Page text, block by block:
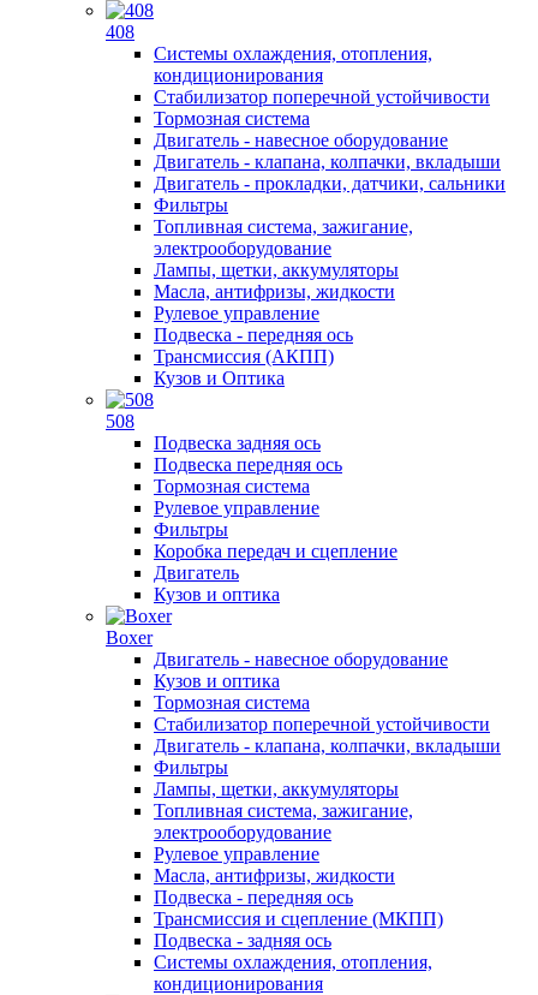
408
Системы охлаждения, отопления,
кондиционирования
Стабилизатор поперечной устойчивости
Тормозная система
Двигатель - навесное оборудование
Двигатель - клапана, колпачки, вкладыши
Двигатель - прокладки, датчики, сальники
Фильтры
Топливная система, зажигание,
электрооборудование
Лампы, щетки, аккумуляторы
Масла, антифризы, жидкости
Рулевое управление
Подвеска - передняя ось
Трансмиссия (АКПП)
Кузов и Оптика
508
Подвеска задняя ось
Подвеска передняя ось
Тормозная система
Рулевое управление
Фильтры
Коробка передач и сцепление
Двигатель
Кузов и оптика
Boxer
Двигатель - навесное оборудование
Кузов и оптика
Тормозная система
Стабилизатор поперечной устойчивости
Двигатель - клапана, колпачки, вкладыши
Фильтры
Лампы, щетки, аккумуляторы
Топливная система, зажигание,
электрооборудование
Рулевое управление
Масла, антифризы, жидкости
Подвеска - передняя ось
Трансмиссия и сцепление (МКПП)
Подвеска - задняя ось
Системы охлаждения, отопления,
кондиционирования